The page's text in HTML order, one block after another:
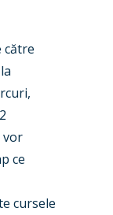
către
vor
ce
cursele/ Incidents